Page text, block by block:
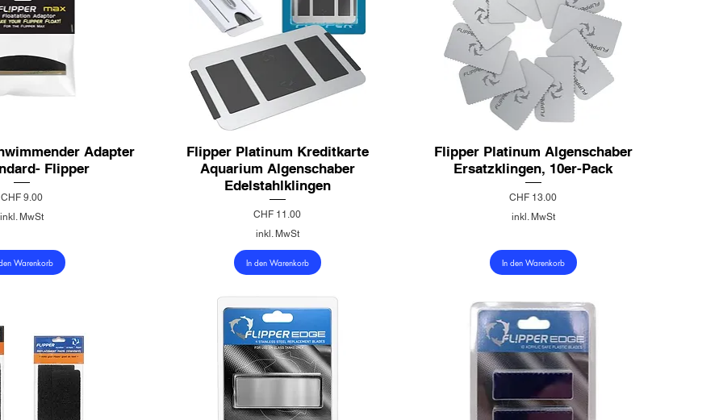
Adapter
Flipper
Preis
CHF 9.00
inkl. MwSt
Warenkorb
Flipper Platinum Kreditkarte
Aquarium Algenschaber
Edelstahlklingen
Preis
CHF 11.00
inkl. MwSt
In den Warenkorb
Flipper Platinum Algenschaber
Ersatzklingen, 10er-Pack
Preis
CHF 13.00
inkl. MwSt
In den Warenkorb